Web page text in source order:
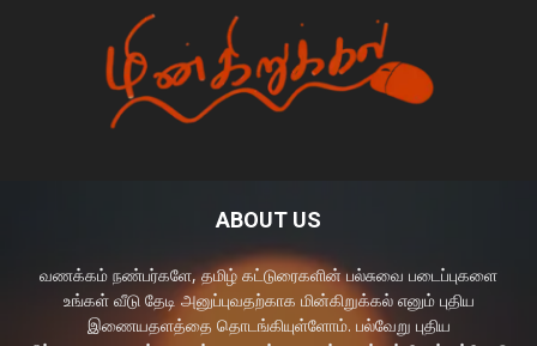
ABOUT US
வணக்கம் நண்பர்களே, தமிழ் கட்டுரைகளின் பல்சுவை படைப்புகளை
உங்கள் வீடு தேடி அனுப்புவதற்காக மின்கிறுக்கல் எனும் புதிய
இணையதளத்தை தொடங்கியுள்ளோம். பல்வேறு புதிய